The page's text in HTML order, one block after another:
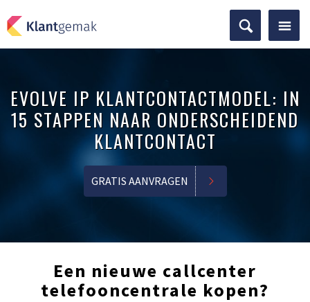
EVOLVE IP KLANTCONTACTMODEL: IN
15 STAPPEN NAAR ONDERSCHEIDEND
KLANTCONTACT
GRATIS AANVRAGEN
Een nieuwe callcenter
telefooncentrale kopen?